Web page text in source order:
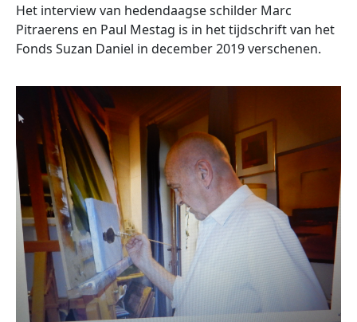
Het interview van hedendaagse schilder Marc
Pitraerens en Paul Mestag is in het tijdschrift van het
Fonds Suzan Daniel in december 2019 verschenen.